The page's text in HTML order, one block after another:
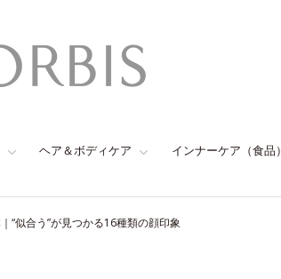
ヘア＆ボディケア インナーケア（食品）
“似合う”が見つかる16種類の顔印象